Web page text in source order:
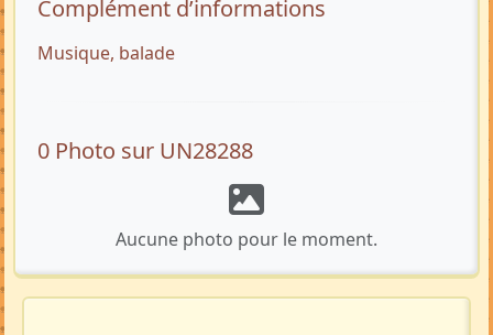
Complément d’informations
Musique, balade
0 Photo sur UN28288
Aucune photo pour le moment.